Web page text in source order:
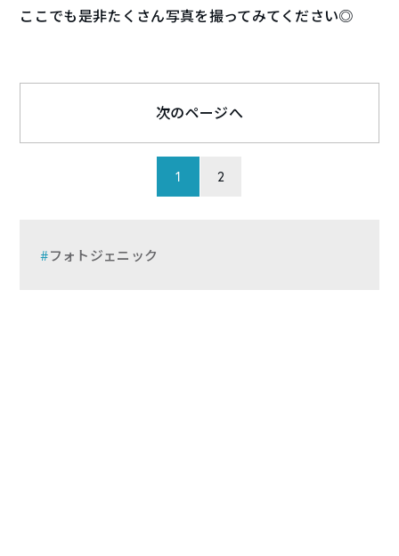
ここでも是非たくさん写真を撮ってみてください◎
1 2
次のページへ
フォトジェニック